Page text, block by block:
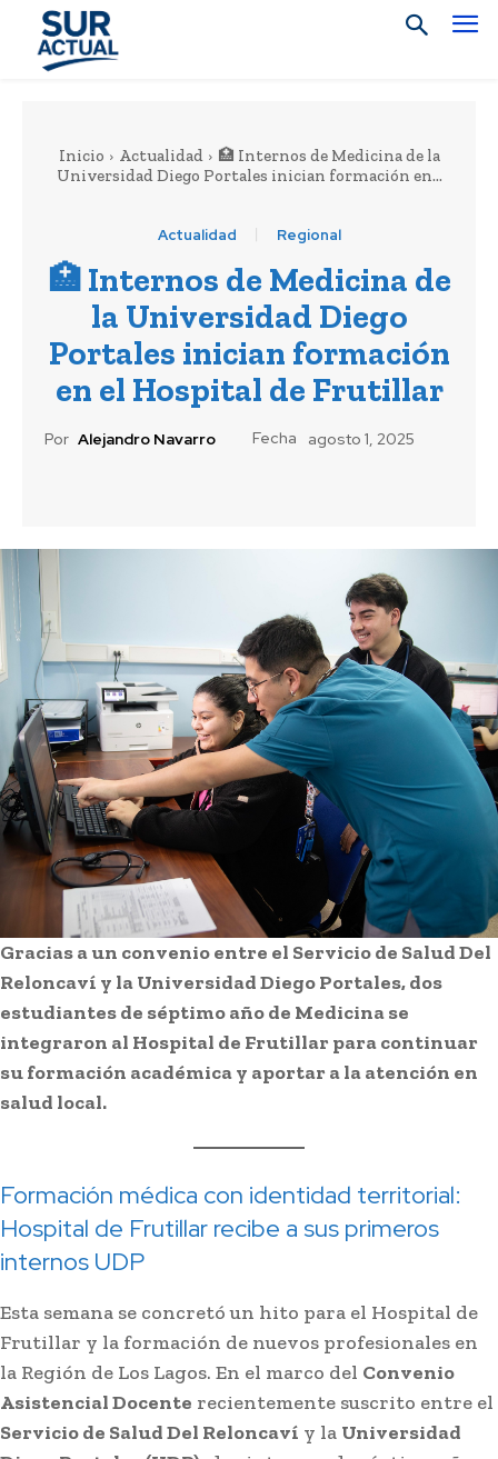
Inicio Actualidad
🏥 Internos de Medicina de la
Universidad Diego Portales inician formación en...
Actualidad Regional
🏥 Internos de Medicina de
la Universidad Diego
Portales inician formación
en el Hospital de Frutillar
Por Alejandro Navarro Fecha agosto 1, 2025
Gracias a un convenio entre el Servicio de Salud Del
Reloncaví y la Universidad Diego Portales, dos
estudiantes de séptimo año de Medicina se
integraron al Hospital de Frutillar para continuar
su formación académica y aportar a la atención en
salud local.
Formación médica con identidad territorial:
Hospital de Frutillar recibe a sus primeros
internos UDP
Esta semana se concretó un hito para el Hospital de
Frutillar y la formación de nuevos profesionales en
la Región de Los Lagos. En el marco del Convenio
Asistencial Docente recientemente suscrito entre el
Servicio de Salud Del Reloncaví y la Universidad